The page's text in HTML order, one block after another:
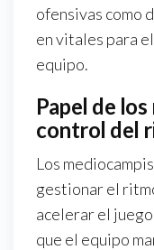
ofensivas como
en vitales para
equipo.
Papel de
control del
Los
gestionar el
acelerar el
que el equipo